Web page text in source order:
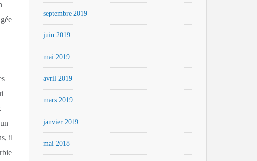
il
septembre 2019
juin 2019
mai 2019
avril 2019
mars 2019
janvier 2019
mai 2018